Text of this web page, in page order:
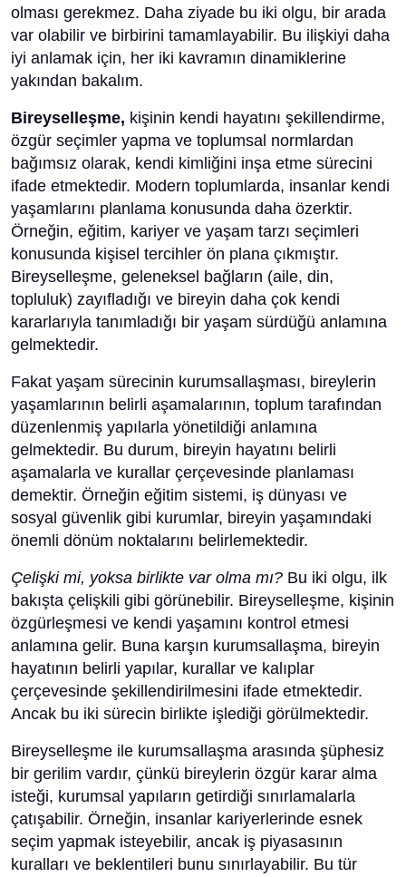
olması gerekmez. Daha ziyade bu iki olgu, bir arada
var olabilir ve birbirini tamamlayabilir. Bu ilişkiyi daha
iyi anlamak için, her iki kavramın dinamiklerine
yakından bakalım.
Bireyselleşme, kişinin kendi hayatını şekillendirme,
özgür seçimler yapma ve toplumsal normlardan
bağımsız olarak, kendi kimliğini inşa etme sürecini
ifade etmektedir. Modern toplumlarda, insanlar kendi
yaşamlarını planlama konusunda daha özerktir.
Örneğin, eğitim, kariyer ve yaşam tarzı seçimleri
konusunda kişisel tercihler ön plana çıkmıştır.
Bireyselleşme, geleneksel bağların (aile, din,
topluluk) zayıfladığı ve bireyin daha çok kendi
kararlarıyla tanımladığı bir yaşam sürdüğü anlamına
gelmektedir.
Fakat yaşam sürecinin kurumsallaşması, bireylerin
yaşamlarının belirli aşamalarının, toplum tarafından
düzenlenmiş yapılarla yönetildiği anlamına
gelmektedir. Bu durum, bireyin hayatını belirli
aşamalarla ve kurallar çerçevesinde planlaması
demektir. Örneğin eğitim sistemi, iş dünyası ve
sosyal güvenlik gibi kurumlar, bireyin yaşamındaki
önemli dönüm noktalarını belirlemektedir.
Çelişki mi, yoksa birlikte var olma mı? Bu iki olgu, ilk
bakışta çelişkili gibi görünebilir. Bireyselleşme, kişinin
özgürleşmesi ve kendi yaşamını kontrol etmesi
anlamına gelir. Buna karşın kurumsallaşma, bireyin
hayatının belirli yapılar, kurallar ve kalıplar
çerçevesinde şekillendirilmesini ifade etmektedir.
Ancak bu iki sürecin birlikte işlediği görülmektedir.
Bireyselleşme ile kurumsallaşma arasında şüphesiz
bir gerilim vardır, çünkü bireylerin özgür karar alma
isteği, kurumsal yapıların getirdiği sınırlamalarla
çatışabilir. Örneğin, insanlar kariyerlerinde esnek
seçim yapmak isteyebilir, ancak iş piyasasının
kuralları ve beklentileri bunu sınırlayabilir. Bu tür